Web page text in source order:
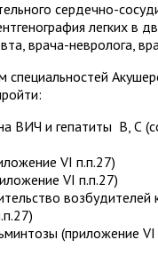
сердечно-
легких в
врача-невролога,
специальностей
ВИЧ и гепатиты В, С
VI п.п.27)
VI п.п.27)
(приложение VI